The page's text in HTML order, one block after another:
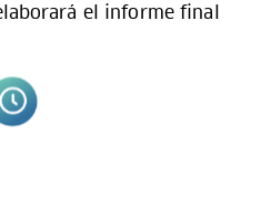
el informe final